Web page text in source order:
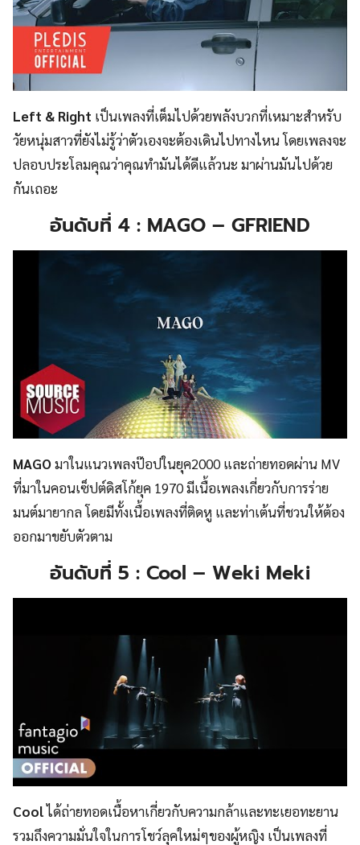
Left & Right เป็นเพลงที่เต็มไปด้วยพลังบวกที่เหมาะสำหรับ
วัยหนุ่มสาวที่ยังไม่รู้ว่าตัวเองจะต้องเดินไปทางไหน โดยเพลงจะ
ปลอบประโลมคุณว่าคุณทำมันได้ดีแล้วนะ มาผ่านมันไปด้วย
กันเถอะ
อันดับที่ 4 : MAGO – GFRIEND
MAGOมาในแนวเพลงป๊อปในยุค2000 และถ่ายทอดผ่าน MV
ที่มาในคอนเซ็ปต์ดิสโก้ยุค 1970 มีเนื้อเพลงเกี่ยวกับการร่าย
มนต์มายากล โดยมีทั้งเนื้อเพลงที่ติดหู และท่าเต้นที่ชวนให้ต้อง
ออกมาขยับตัวตาม
อันดับที่ 5 : Cool – Weki Meki
Coolได้ถ่ายทอดเนื้อหาเกี่ยวกับความกล้าและทะเยอทะยาน
รวมถึงความมั่นใจในการโชว์ลุคใหม่ๆของผู้หญิง เป็นเพลงที่